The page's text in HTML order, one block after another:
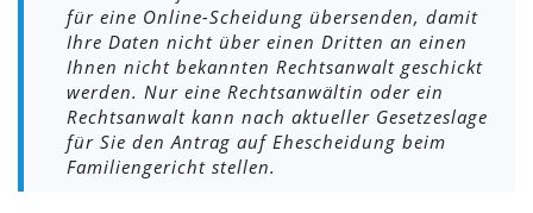
für eine Online-Scheidung übersenden, damit
Ihre Daten nicht über einen Dritten an einen
Ihnen nicht bekannten Rechtsanwalt geschickt
werden. Nur eine Rechtsanwältin oder ein
Rechtsanwalt kann nach aktueller Gesetzeslage
für Sie den Antrag auf Ehescheidung beim
Familiengericht stellen.